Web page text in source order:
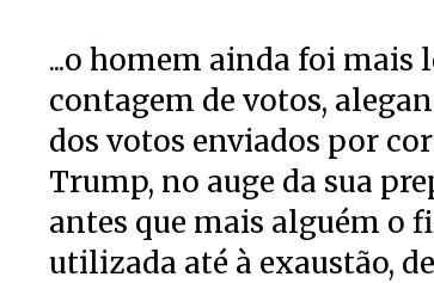
...o homem ainda foi mais
contagem de votos,
dos votos enviados por
Trump, no auge da sua
antes que mais alguém o
utilizada até à exaustão,